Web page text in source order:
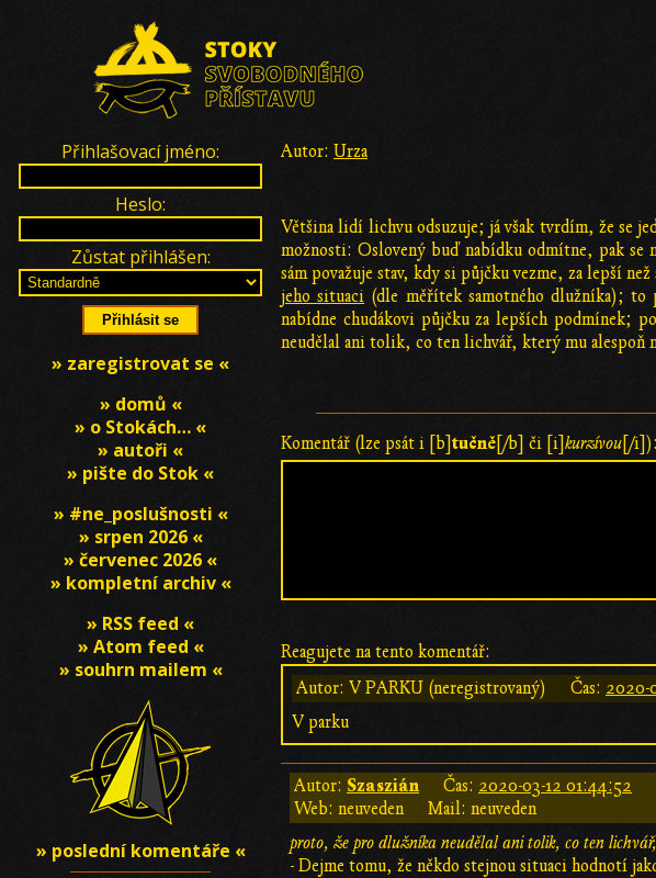
Autor: Urza
Většina lidí lichvu odsuzuje; já však tvrdím, že se
možnosti: Oslovený buď nabídku odmítne, pak se
sám považuje stav, kdy si půjčku vezme, za lepší
jeho situaci (dle měřítek samotného dlužníka);
nabídne chudákovi půjčku za lepších podmínek;
neudělal ani tolik, co ten lichvář, který mu
Komentář (lze psát i [b] tučně [/b] či [i] kurzívou [/i]):
Reagujete na tento komentář:
Autor: V PARKU (neregistrovaný)
Čas: 2020-
V parku
Autor: Szaszián Čas: 2020-03-12 01:44:52
Web: neuveden
Mail: neuveden
proto, že pro dlužníka neudělal ani tolik, co ten
- Dejme tomu, že někdo stejnou situaci hodnotí
Přihlašovací jméno:
Heslo:
Zůstat přihlášen:
» zaregistrovat se «
» domů «
» o Stokách… «
» autoři «
» pište do Stok «
» #ne_poslušnosti «
» srpen 2026 «
» červenec 2026 «
» kompletní archiv «
» RSS feed «
» Atom feed «
» souhrn mailem «
» poslední komentáře «